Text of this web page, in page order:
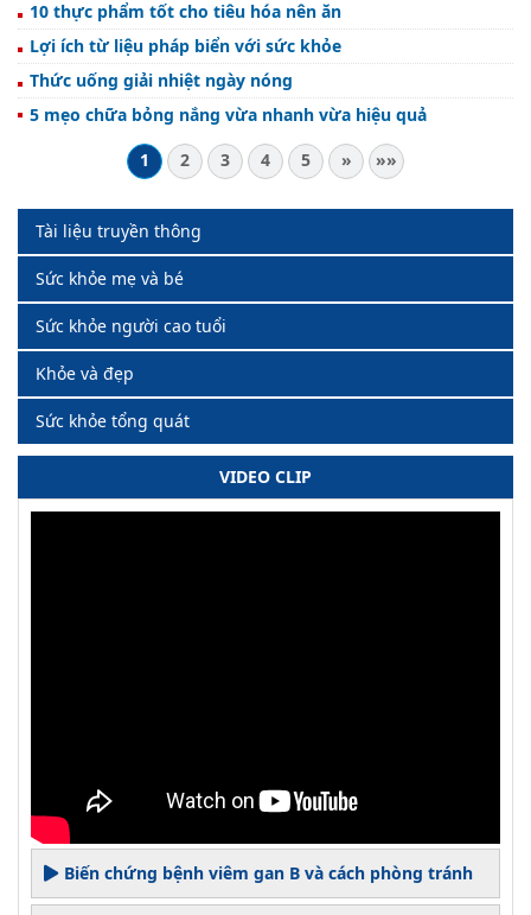
10 thực phẩm tốt cho tiêu hóa nên ăn
Lợi ích từ liệu pháp biển với sức khỏe
Thức uống giải nhiệt ngày nóng
5 mẹo chữa bỏng nắng vừa nhanh vừa hiệu quả
1
2 3 4 5 » »»
Tài liệu truyền thông
Sức khỏe mẹ và bé
Sức khỏe người cao tuổi
Khỏe và đẹp
Sức khỏe tổng quát
VIDEO CLIP
Biến chứng bệnh viêm gan B và cách phòng tránh